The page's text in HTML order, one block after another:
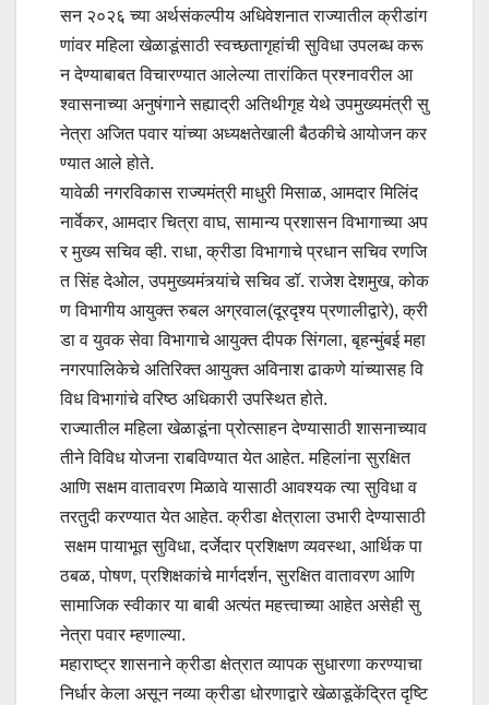
सन २०२६ च्या अर्थसंकल्पीय अधिवेशनात राज्यातील क्रीडांग
णांवर महिला खेळाडूंसाठी स्वच्छतागृहांची सुविधा उपलब्ध करू
न देण्याबाबत विचारण्यात आलेल्या तारांकित प्रश्नावरील आ
श्वासनाच्या अनुषंगाने सह्याद्री अतिथीगृह येथे उपमुख्यमंत्री सु
नेत्रा अजित पवार यांच्या अध्यक्षतेखाली बैठकीचे आयोजन कर
ण्यात आले होते.
यावेळी नगरविकास राज्यमंत्री माधुरी मिसाळ, आमदार मिलिंद
नार्वेकर, आमदार चित्रा वाघ, सामान्य प्रशासन विभागाच्या अप
र मुख्य सचिव व्ही. राधा, क्रीडा विभागाचे प्रधान सचिव रणजि
त सिंह देओल, उपमुख्यमंत्र्यांचे सचिव डॉ. राजेश देशमुख, कोक
ण विभागीय आयुक्त रुबल अग्रवाल(दूरदृश्य प्रणालीद्वारे), क्री
डा व युवक सेवा विभागाचे आयुक्त दीपक सिंगला, बृहन्मुंबई महा
नगरपालिकेचे अतिरिक्त आयुक्त अविनाश ढाकणे यांच्यासह वि
विध विभागांचे वरिष्ठ अधिकारी उपस्थित होते.
राज्यातील महिला खेळाडूंना प्रोत्साहन देण्यासाठी शासनाच्याव
तीने विविध योजना राबविण्यात येत आहेत. महिलांना सुरक्षित
आणि सक्षम वातावरण मिळावे यासाठी आवश्यक त्या सुविधा व
तरतुदी करण्यात येत आहेत. क्रीडा क्षेत्राला उभारी देण्यासाठी
सक्षम पायाभूत सुविधा, दर्जेदार प्रशिक्षण व्यवस्था, आर्थिक पा
ठबळ, पोषण, प्रशिक्षकांचे मार्गदर्शन, सुरक्षित वातावरण आणि
सामाजिक स्वीकार या बाबी अत्यंत महत्त्वाच्या आहेत असेही सु
नेत्रा पवार म्हणाल्या.
महाराष्ट्र शासनाने क्रीडा क्षेत्रात व्यापक सुधारणा करण्याचा
निर्धार केला असून नव्या क्रीडा धोरणाद्वारे खेळाडूकेंद्रित दृष्टि